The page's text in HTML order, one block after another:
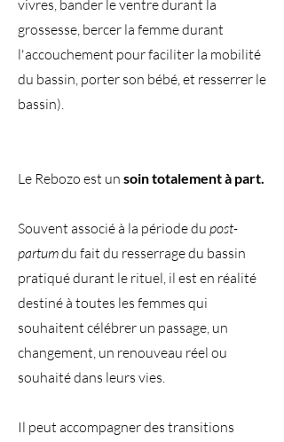
vivres, bander le ventre durant la
grossesse, bercer la femme durant
l'accouchement pour faciliter la mobilité
du bassin, porter son bébé, et resserrer le
bassin).
Le Rebozo est un soin totalement à part.
Souvent associé à la période du post-
partumdu fait du resserrage du bassin
pratiqué durant le rituel, il est en réalité
destiné à toutes les femmes qui
souhaitent célébrer un passage, un
changement, un renouveau réel ou
souhaité dans leurs vies.
Il peut accompagner des transitions